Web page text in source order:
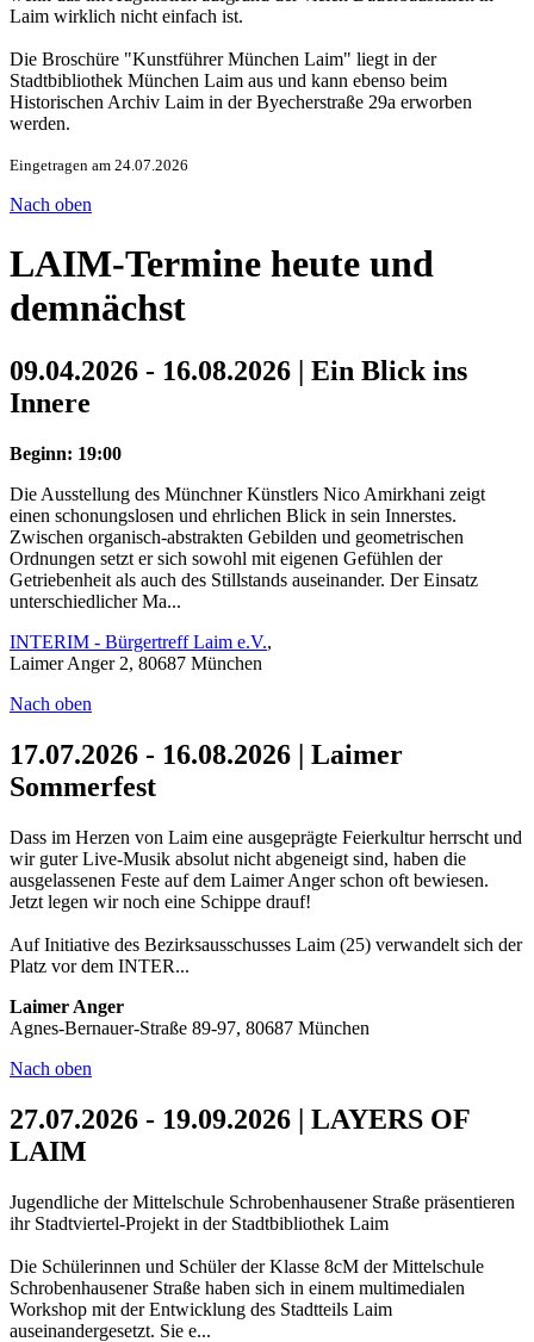
Laim wirklich nicht einfach ist.
Die Broschüre "Kunstführer München Laim" liegt in der
Stadtbibliothek München Laim aus und kann ebenso beim
Historischen Archiv Laim in der Byecherstraße 29a erworben
werden.
Eingetragen am 24.07.2026
Nach oben
LAIM-Termine heute und
demnächst
09.04.2026 - 16.08.2026 | Ein Blick ins
Innere
Beginn: 19:00
Die Ausstellung des Münchner Künstlers Nico Amirkhani zeigt
einen schonungslosen und ehrlichen Blick in sein Innerstes.
Zwischen organisch-abstrakten Gebilden und geometrischen
Ordnungen setzt er sich sowohl mit eigenen Gefühlen der
Getriebenheit als auch des Stillstands auseinander. Der Einsatz
unterschiedlicher Ma...
INTERIM - Bürgertreff Laim e.V.,
Laimer Anger 2, 80687 München
Nach oben
17.07.2026 - 16.08.2026 | Laimer
Sommerfest
Dass im Herzen von Laim eine ausgeprägte Feierkultur herrscht und
wir guter Live-Musik absolut nicht abgeneigt sind, haben die
ausgelassenen Feste auf dem Laimer Anger schon oft bewiesen.
Jetzt legen wir noch eine Schippe drauf!
Auf Initiative des Bezirksausschusses Laim (25) verwandelt sich der
Platz vor dem INTER...
Laimer Anger
Agnes-Bernauer-Straße 89-97, 80687 München
Nach oben
27.07.2026 - 19.09.2026 | LAYERS OF
LAIM
Jugendliche der Mittelschule Schrobenhausener Straße präsentieren
ihr Stadtviertel-Projekt in der Stadtbibliothek Laim
Die Schülerinnen und Schüler der Klasse 8cM der Mittelschule
Schrobenhausener Straße haben sich in einem multimedialen
Workshop mit der Entwicklung des Stadtteils Laim
auseinandergesetzt. Sie e...